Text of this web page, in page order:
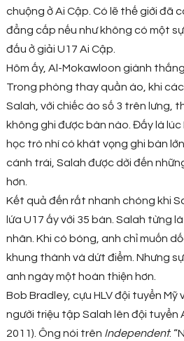
chuộng ở Ai Cập. Có lẽ thế giới đã
đẳng cấp nếu như không có một
đấu ở giải U17 Ai Cập.
Hôm ấy, Al-Mokawloon giành thắng
Trong phòng thay quần áo, khi
Salah, với chiếc áo số 3 trên lưng,
không ghi được bàn nào. Đấy là lúc
học trò nhí có khát vọng ghi bàn
cánh trái, Salah được dời đến
hơn.
Kết quả đến rất nhanh chóng khi
lứa U17 ấy với 35 bàn. Salah từng
nhân. Khi có bóng, anh chỉ muốn
khung thành và dứt điểm. Nhưng
anh ngày một hoàn thiện hơn.
Bob Bradley, cựu HLV đội tuyển Mỹ
người triệu tập Salah lên đội tuyển
2011). Ông nói trên Independent: